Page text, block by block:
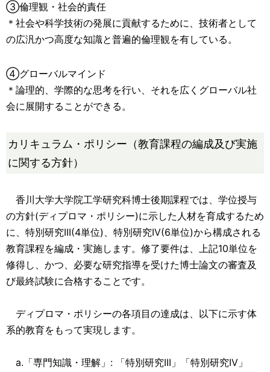
③倫理観・社会的責任
＊社会や科学技術の発展に貢献するために、技術者として
の広汎かつ高度な知識と普遍的倫理観を有している。
④グローバルマインド
＊論理的、学際的な思考を行い、それを広くグローバル社
会に展開することができる。
カリキュラム・ポリシー（教育課程の編成及び実施
に関する方針）
香川大学大学院工学研究科博士後期課程では、学位授与
の方針(ディプロマ・ポリシー)に示した人材を育成するため
に、特別研究III(4単位)、特別研究IV(6単位)から構成される
教育課程を編成・実施します。修了要件は、上記10単位を
修得し、かつ、必要な研究指導を受けた博士論文の審査及
び最終試験に合格することです。
ディプロマ・ポリシーの各項目の達成は、以下に示す体
系的教育をもって実現します。
a.「専門知識・理解」: 「特別研究III」「特別研究IV」